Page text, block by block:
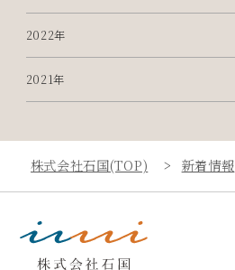
2022年
2021年
株式会社石国(TOP) 新着情報